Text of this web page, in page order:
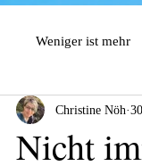
Weniger ist mehr
Nicht
Christine Nöh